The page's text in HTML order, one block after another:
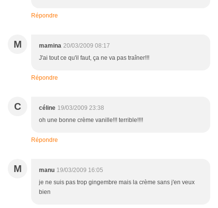
Répondre
M mamina 20/03/2009 08:17
J'ai tout ce qu'il faut, ça ne va pas traîner!!!
Répondre
C céline 19/03/2009 23:38
oh une bonne crème vanille!!! terrible!!!!
Répondre
M manu 19/03/2009 16:05
je ne suis pas trop gingembre mais la crème sans j'en veux
bien